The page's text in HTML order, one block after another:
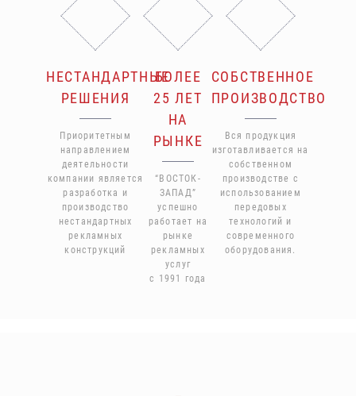
НЕСТАНДАРТНЫЕ
РЕШЕНИЯ
Приоритетным
направлением
деятельности
компании является
разработка и
производство
нестандартных
рекламных
конструкций
БОЛЕЕ
25 ЛЕТ
НА
РЫНКЕ
“ВОСТОК-
ЗАПАД”
успешно
работает на
рынке
рекламных
услуг
с 1991 года
СОБСТВЕННОЕ
ПРОИЗВОДСТВО
Вся продукция
изготавливается на
собственном
производстве с
использованием
передовых
технологий и
современного
оборудования.